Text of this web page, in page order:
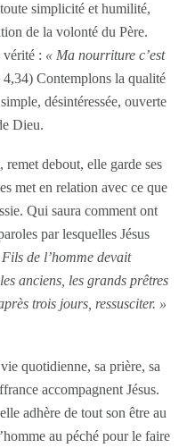
simplicité et humilité,
de la volonté du Père.
vérité : « Ma nourriture c’est
4,34) Contemplons la qualité
désintéressée, ouverte
Dieu.
remet debout, elle garde ses
met en relation avec ce que
Qui saura comment ont
par lesquelles Jésus
de l’homme devait
anciens, les grands prêtres
trois jours, ressusciter. »
quotidienne, sa prière, sa
accompagnent Jésus.
adhère de tout son être au
au péché pour le faire